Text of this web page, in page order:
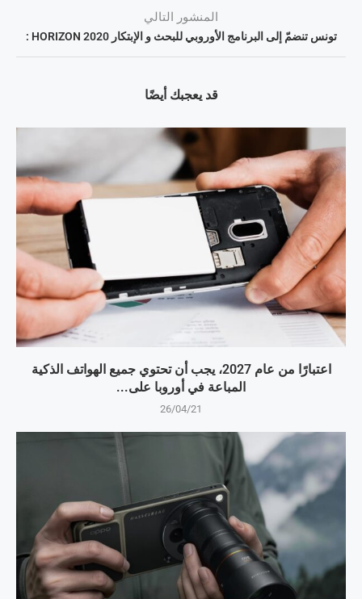
المنشور التالي
تونس تنضمّ إلى البرنامج الأوروبي للبحث و الإبتكار HORIZON 2020 :
قد يعجبك أيضًا
اعتبارًا من عام 2027، يجب أن تحتوي جميع الهواتف الذكية
المباعة في أوروبا على...
26/04/21